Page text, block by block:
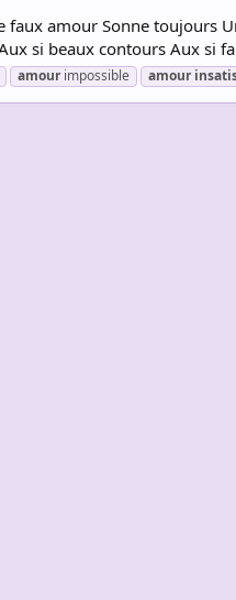
amour Sonne toujours
si beaux contours Aux si
amourimpossible amour